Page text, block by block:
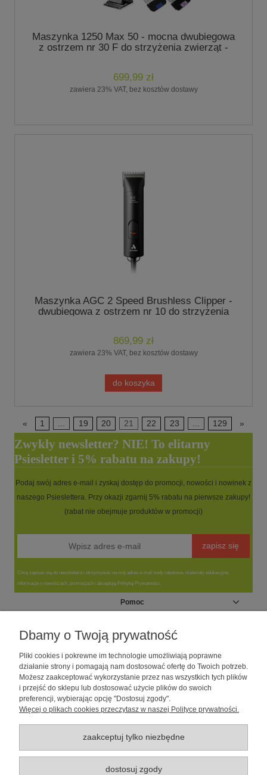
Maszynka 1250 Max 50 - mocna dwubiegowa
z ostrzem nr 30 F do strzyżenia zwierząt -
699,99 zł
zawiera 23% VAT, bez kosztów dostawy
Maszynka AGC 2 Speed Brushless Clipper -
dwubiegowa z ostrzem nr 10 do strzyżenia
869,99 zł
zawiera 23% VAT, bez kosztów dostawy
do koszyka
« 1 ... 19 20 21 22 23 ... 129 »
Zwykły newsletter? NIE! To elitarny
Psiesletter i 5% rabatu na zakupy!
Podaj swój adres e-mail i zyskaj dostęp do promocji, nowości i nowinek z
naszego Psieslettera. Przy okazji zgarnij 5% rabatu na pierwsze zakupy!
(rabat nie obejmuje produktów w promocji)
zapisz się
Chcę zapisać się do newslettera i otrzymywać na mój adres e-mail kody rabatowe, materiały edukacyjne,
informacje o nowościach, promocjach i akceptuję Politykę Prywatności.
Pomoc
Moje konto
Informacje
O nas
Sklep dla psów caniLOVE| NIP: 5251057141 | ul. Strzelecka 54/56, 64-
010 Krzywiń, woj. wielkopolskie | telefon: 600 189 631, e-mail:
sklep@canilove.pl
Realizacja:Centrum Usług E-Commerce Łukasz Wiśniewski2021 |
Oprogramowanie:Shoper
Dbamy o Twoją prywatność
Pliki cookies i pokrewne im technologie umożliwiają poprawne
działanie strony i pomagają nam dostosować ofertę do Twoich potrzeb.
Możesz zaakceptować wykorzystanie przez nas wszystkich tych plików
i przejść do sklepu lub dostosować użycie plików do swoich
preferencji, wybierając opcję "Dostosuj zgody".
Więcej o plikach cookies przeczytasz w naszej Polityce prywatności.
zaakceptuj tylko niezbędne
dostosuj zgody